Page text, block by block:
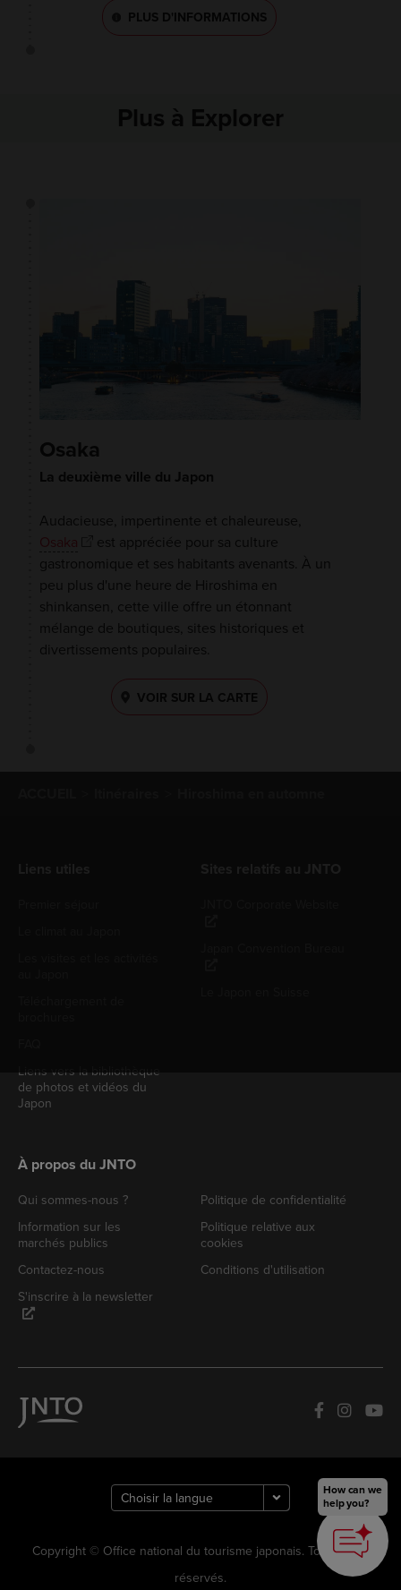
PLUS D'INFORMATIONS
Plus à Explorer
Osaka
La deuxième ville du Japon
Audacieuse, impertinente et chaleureuse,
Osaka
est appréciée pour sa culture
gastronomique et ses habitants avenants. À un
peu plus d'une heure de Hiroshima en
shinkansen, cette ville offre un étonnant
mélange de boutiques, sites historiques et
divertissements populaires.
VOIR SUR LA CARTE
Liens vers la bibliothèque
de photos et vidéos du
Japon
À propos du JNTO
Qui sommes-nous ?
Information sur les
marchés publics
Contactez-nous
S'inscrire à la newsletter
Politique de confidentialité
Politique relative aux
cookies
Conditions d'utilisation
Copyright © Office national du tourisme japonais. Tous droits
réservés.
How can we
help you?